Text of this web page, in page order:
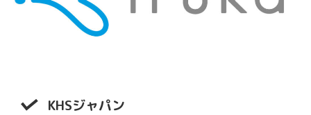
KHSジャパン